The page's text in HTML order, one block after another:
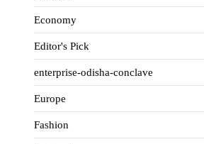
Economy
Editor's Pick
enterprise-odisha-conclave
Europe
Fashion